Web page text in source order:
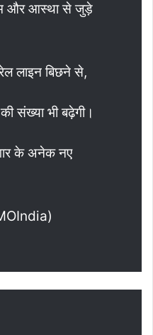
और आस्था से जुड़े
लाइन बिछने से,
संख्या भी बढ़ेगी।
के अनेक नए